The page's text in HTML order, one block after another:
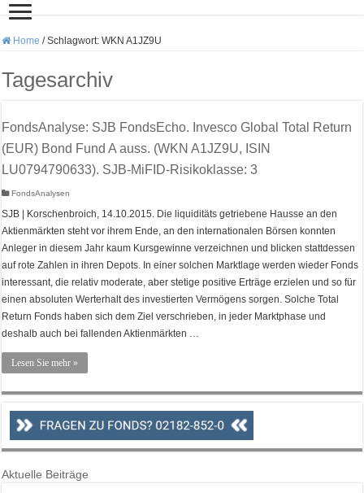
Home / Schlagwort:WKN A1JZ9U
Tagesarchiv
FondsAnalyse: SJB FondsEcho. Invesco Global Total Return
(EUR) Bond Fund A auss. (WKN A1JZ9U, ISIN
LU0794790633). SJB-MiFID-Risikoklasse: 3
FondsAnalysen
SJB | Korschenbroich, 14.10.2015. Die liquiditäts getriebene Hausse an den
Aktienmärkten steht vor ihrem Ende, an den internationalen Börsen konnten
Anleger in diesem Jahr kaum Kursgewinne verzeichnen und blicken stattdessen
auf rote Zahlen in ihren Depots. In einer solchen Marktlage werden wieder Fonds
interessant, die relativ moderate, aber stetige positive Erträge erzielen und so für
einen absoluten Werterhalt des investierten Vermögens sorgen. Solche Total
Return Fonds haben sich dem Ziel verschrieben, in jeder Marktphase und
deshalb auch bei fallenden Aktienmärkten …
Lesen Sie mehr »
Aktuelle Beiträge